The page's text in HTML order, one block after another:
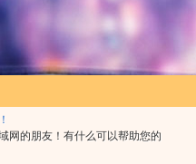
网的朋友！有什么可以帮助您的
器新型